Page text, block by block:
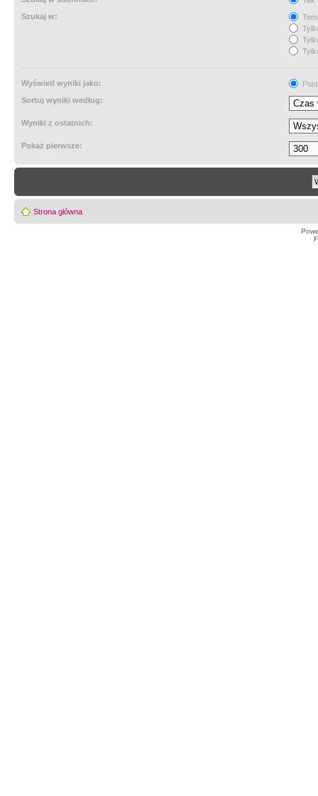
Szukaj w:
Wyświetl wyniki jako:
Sortuj wyniki według:
Wyniki z ostatnich:
Pokaż pierwsze:
Strona główna